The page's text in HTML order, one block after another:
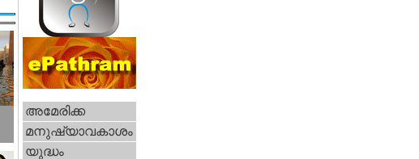
അമേരിക്ക
മനുഷ്യാവകാശം
യുദ്ധം